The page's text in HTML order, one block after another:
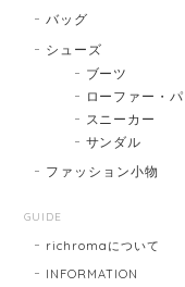
バッグ
シューズ
ブーツ
ローファー・
スニーカー
サンダル
ファッション小物
GUIDE
richromaについて
INFORMATION